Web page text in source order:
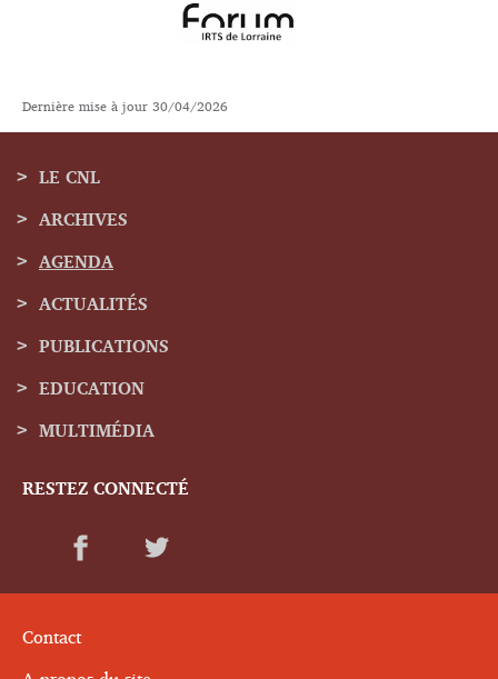
Dernière mise à jour30/04/2026
Menu
de
navigation
LE CNL
ARCHIVES
AGENDA
ACTUALITÉS
PUBLICATIONS
EDUCATION
MULTIMÉDIA
RESTEZ CONNECTÉ
Contact